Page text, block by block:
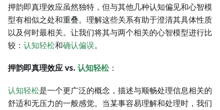
押韵即真理效应虽然独特，但与其他几种认知偏见和心智模
型有相似之处和重叠。理解这些关系有助于澄清其具体性质
以及何时最相关。让我们将其与两个相关的心智模型进行比
较： 认知轻松和确认偏误。
押韵即真理效应 vs. 认知轻松：
认知轻松是一个更广泛的概念，描述与顺畅处理信息相关的
舒适和无压力的一般感觉。当某事容易理解和处理时，我们